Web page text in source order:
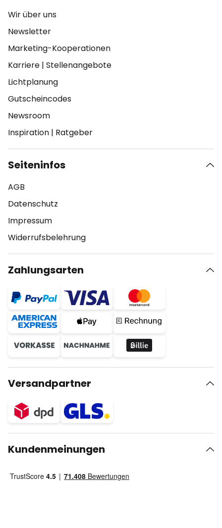
Wir über uns
Newsletter
Marketing-Kooperationen
Karriere | Stellenangebote
Lichtplanung
Gutscheincodes
Newsroom
Inspiration | Ratgeber
Seiteninfos
AGB
Datenschutz
Impressum
Widerrufsbelehrung
Zahlungsarten
Versandpartner
Kundenmeinungen